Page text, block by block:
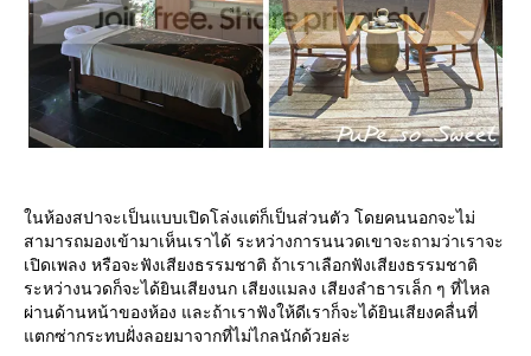
นห้องสปาจะเป็นแบบเปิดโล่งแต่ก็เป็นส่วนตัว โดยคนนอกจะไม่
สามารถมองเข้ามาเห็นเราได้ ระหว่างการนนวดเขาจะถามว่าเราจะ
เปิดเพลง หรือจะฟังเสียงธรรมชาติ ถ้าเราเลือกฟังเสียงธรรมชาติ
ระหว่างนวดก็จะได้ยินเสียงนก เสียงแมลง เสียงลำธารเล็ก ๆ ที่ไหล
ผ่านด้านหน้าของห้อง และถ้าเราฟังให้ดีเราก็จะได้ยินเสียงคลื่นที่
ตกซ่ากระทบฝั่งลอยมาจากที่ไม่ไกลนักด้วยล่ะ